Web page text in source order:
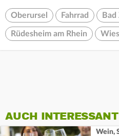
Oberursel Fahrrad
Rüdesheim am Rhein
AUCH INTERESSANT
Wein,